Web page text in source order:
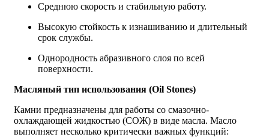
Среднюю скорость и стабильную работу.
Высокую стойкость к изнашиванию и длительный
срок службы.
Однородность абразивного слоя по всей
поверхности.
Масляный тип использования (Oil Stones)
Камни предназначены для работы со смазочно-
охлаждающей жидкостью (СОЖ) в виде масла. Масло
выполняет несколько критически важных функций: